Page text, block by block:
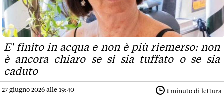
E' finito in acqua e non è più riemerso: non
è ancora chiaro se si sia tuffato o se sia
caduto
27 giugno 2026 alle 19:40 1minuto di lettura